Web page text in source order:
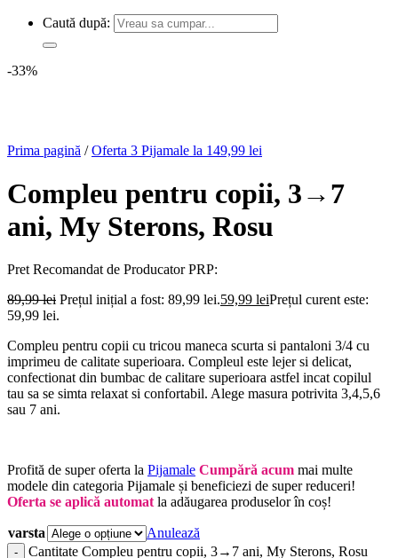
Caută după:
-33%
Prima pagină / Oferta 3 Pijamale la 149,99 lei
Compleu pentru copii, 3→7
ani, My Sterons, Rosu
Pret Recomandat de ProducatorPRP:
89,99lei Prețul inițial a fost: 89,99 lei.59,99 leiPrețul curent este:
59,99 lei.
Compleu pentru copii cu tricou maneca scurta si pantaloni 3/4 cu
imprimeu de calitate superioara. Compleul este lejer si delicat,
confectionat din bumbac de calitare superioara astfel incat copilul
tau sa se simta relaxat si confortabil. Alege masura potrivita 3,4,5,6
sau 7 ani.
Profită de super oferta la Pijamale Cumpără acum mai multe
modele din categoria Pijamale și beneficiezi de super reduceri!
Oferta se aplică automatla adăugarea produselor în coș!
varsta
Anulează
Cantitate Compleu pentru copii, 3→7 ani, My Sterons, Rosu